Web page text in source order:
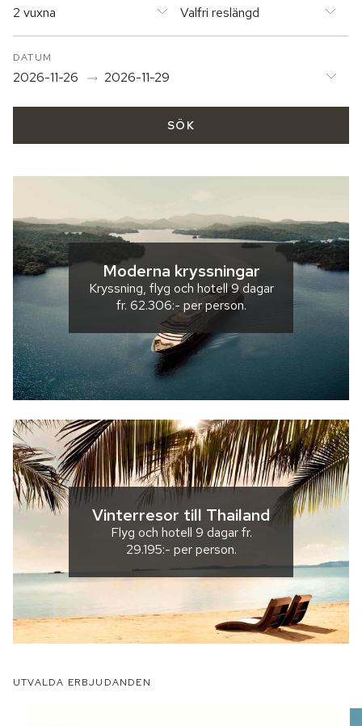
Valfri reslängd
DATUM
2026-11-26 2026-11-29
2 vuxna
SÖK
Moderna kryssningar
Kryssning, flyg och hotell9 dagar
fr. 62.306:- per person.
Vinterresor till Thailand
Flyg och hotell 9 dagarfr.
29.195:- per person.
UTVALDA ERBJUDANDEN